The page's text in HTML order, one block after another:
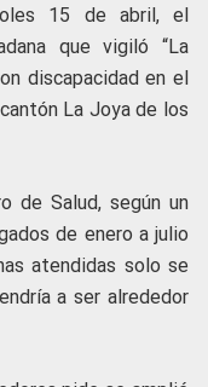
15 de abril, el
que vigiló “La
discapacidad en el
La Joya de los
de Salud, según un
de enero a julio
atendidas solo se
a ser alrededor